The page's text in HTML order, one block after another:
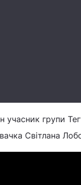
учасник групи
Світлана